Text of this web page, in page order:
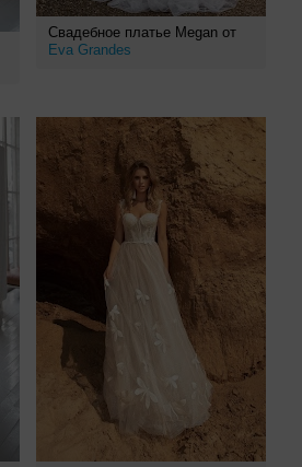
Свадебное платье Megan от
Eva Grandes